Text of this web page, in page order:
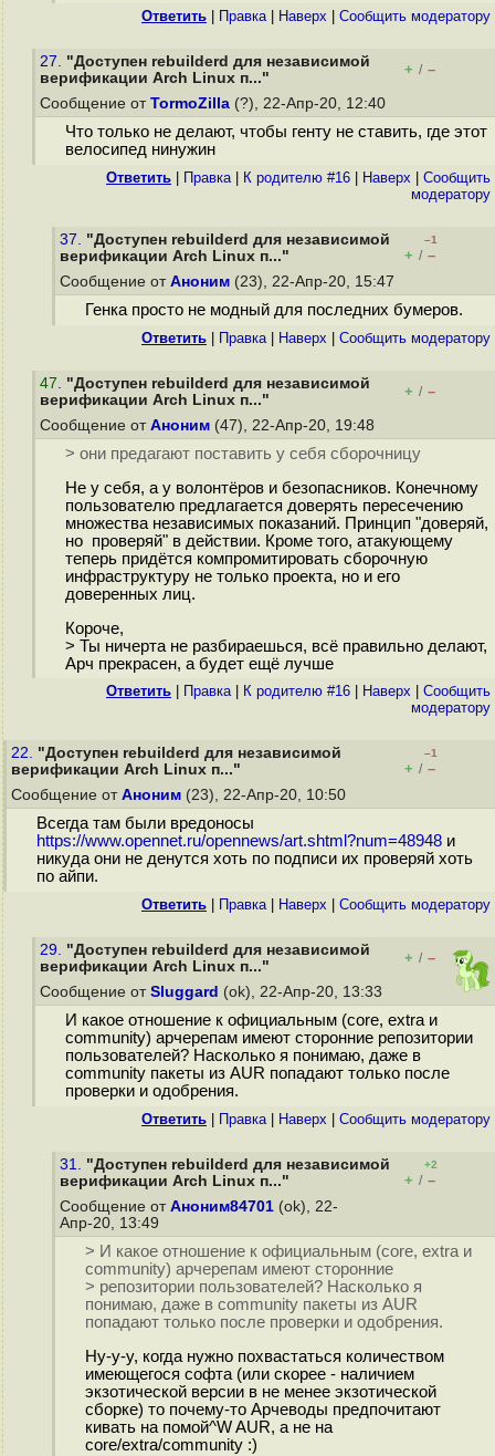
Ответить Правка| Наверх Cообщить модератору
27. "Доступен rebuilderd для независимой
верификации Arch Linux п..."
+ / –
Сообщение от TormoZilla (?), 22-Апр-20, 12:40
Что только не делают, чтобы генту не ставить, где этот
велосипед нинужин
Ответить Правка| К родителю #16 Наверх
Cообщить
модератору
37. "Доступен rebuilderd для независимой
верификации Arch Linux п..."
–1
+ / –
Сообщение от Аноним (23), 22-Апр-20, 15:47
Генка просто не модный для последних бумеров.
Ответить Правка| Наверх Cообщить модератору
47. "Доступен rebuilderd для независимой
верификации Arch Linux п..."
+ / –
Сообщение от Аноним (47), 22-Апр-20, 19:48
> они предагают поставить у себя сборочницу
Не у себя, а у волонтёров и безопасников. Конечному
пользователю предлагается доверять пересечению
множества независимых показаний. Принцип "доверяй,
но проверяй" в действии. Кроме того, атакующему
теперь придётся компромитировать сборочную
инфраструктуру не только проекта, но и его
доверенных лиц.
Короче,
> Ты ничерта не разбираешься, всё правильно делают,
Арч прекрасен, а будет ещё лучше
Ответить Правка| К родителю #16 Наверх
Cообщить
модератору
22. "Доступен rebuilderd для независимой
верификации Arch Linux п..."
–1
+ / –
Сообщение от Аноним (23), 22-Апр-20, 10:50
Всегда там были вредоносы
https://www.opennet.ru/opennews/art.shtml?num=48948и
никуда они не денутся хоть по подписи их проверяй хоть
по айпи.
Ответить Правка| Наверх Cообщить модератору
29. "Доступен rebuilderd для независимой
верификации Arch Linux п..."
+ / –
Сообщение от Sluggard (ok), 22-Апр-20, 13:33
И какое отношение к официальным (core, extra и
community) арчерепам имеют сторонние репозитории
пользователей? Насколько я понимаю, даже в
community пакеты из AUR попадают только после
проверки и одобрения.
Ответить Правка| Наверх Cообщить модератору
31. "Доступен rebuilderd для независимой
верификации Arch Linux п..."
+2
+ / –
Сообщение от Аноним84701 (ok), 22-
Апр-20, 13:49
> И какое отношение к официальным (core, extra и
community) арчерепам имеют сторонние
> репозитории пользователей? Насколько я
понимаю, даже в community пакеты из AUR
попадают только после проверки и одобрения.
Ну-у-у, когда нужно похвастатьcя количеством
имеющегося софта (или скорее - наличием
экзотической версии в не менее экзотической
сборке) то почему-то Арчеводы предпочитают
кивать на помой^W AUR, а не на
core/extra/community :)